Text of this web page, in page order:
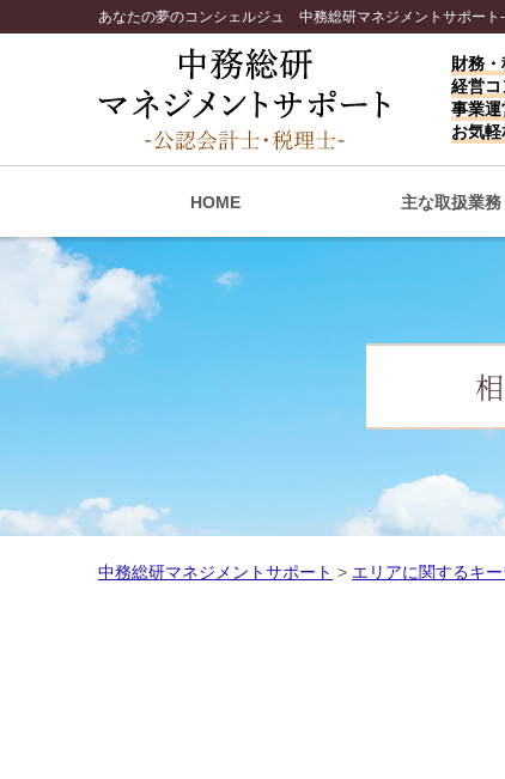
あなたの夢のコンシェルジュ 中務総研マネジメントサポート
財務・
経営コ
事業運
お気軽
HOME 主な取扱業務
中務総研マネジメントサポート > エリアに関するキー